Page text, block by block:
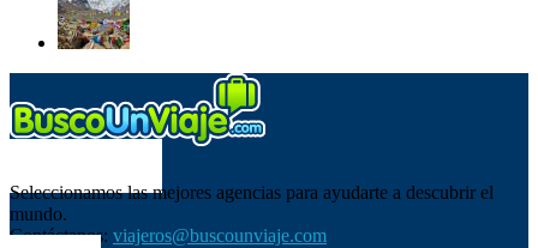
Seleccionamos las mejores agencias para ayudarte a descubrir el
mundo.
Contáctanos: viajeros@buscounviaje.com